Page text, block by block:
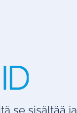
se sisältää ja